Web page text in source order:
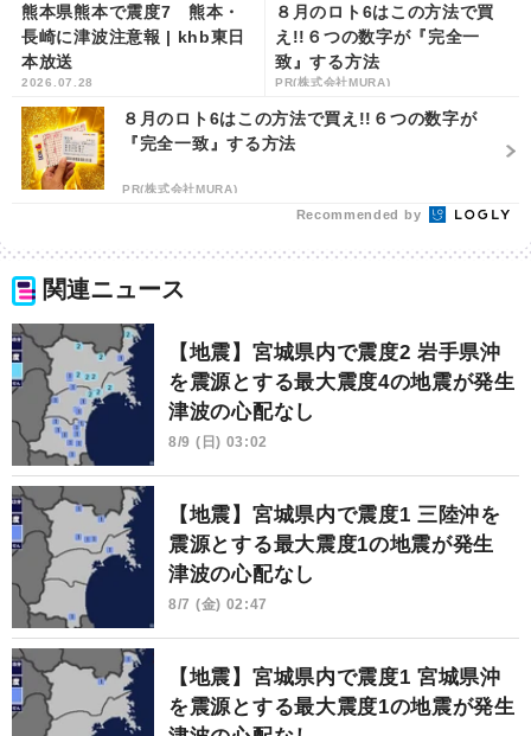
熊本県熊本で震度7 熊本・
長崎に津波注意報 | khb東日
本放送
2026.07.28
８月のロト6はこの方法で買
え!!６つの数字が『完全一
致』する方法
PR(株式会社MURA)
８月のロト6はこの方法で買え!!６つの数字が
『完全一致』する方法
PR(株式会社MURA)
Recommended by
関連ニュース
【地震】宮城県内で震度2 岩手県沖
を震源とする最大震度4の地震が発生
津波の心配なし
8/9 (日) 03:02
【地震】宮城県内で震度1 三陸沖を
震源とする最大震度1の地震が発生
津波の心配なし
8/7 (金) 02:47
【地震】宮城県内で震度1 宮城県沖
を震源とする最大震度1の地震が発生